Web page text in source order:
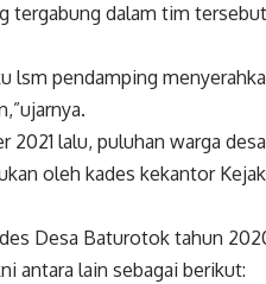
tergabung dalam tim
lsm pendamping
2021 lalu, puluhan warga
oleh kades kekantor
Desa Baturotok tahun
antara lain sebagai berikut: